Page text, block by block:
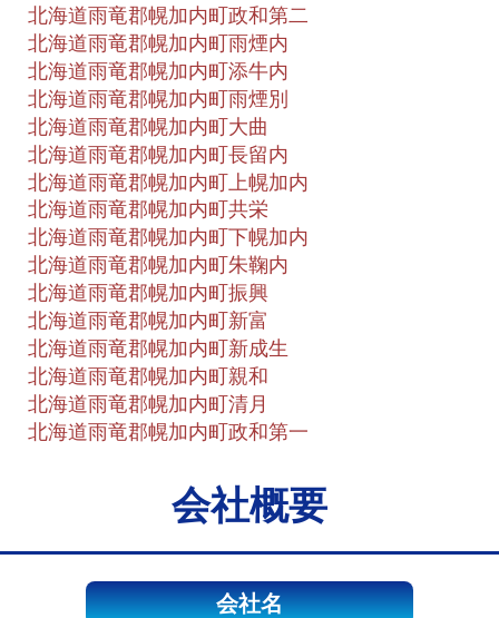
北海道雨竜郡幌加内町政和第二
北海道雨竜郡幌加内町雨煙内
北海道雨竜郡幌加内町添牛内
北海道雨竜郡幌加内町雨煙別
北海道雨竜郡幌加内町大曲
北海道雨竜郡幌加内町長留内
北海道雨竜郡幌加内町上幌加内
北海道雨竜郡幌加内町共栄
北海道雨竜郡幌加内町下幌加内
北海道雨竜郡幌加内町朱鞠内
北海道雨竜郡幌加内町振興
北海道雨竜郡幌加内町新富
北海道雨竜郡幌加内町新成生
北海道雨竜郡幌加内町親和
北海道雨竜郡幌加内町清月
北海道雨竜郡幌加内町政和第一
会社概要
会社名